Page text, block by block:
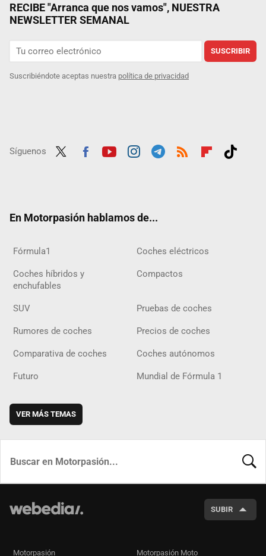
RECIBE "Arranca que nos vamos", NUESTRA
NEWSLETTER SEMANAL
SUSCRIBIR
Suscribiéndote aceptas nuestra política de privacidad
Síguenos
En Motorpasión hablamos de...
Fórmula1 Coches eléctricos
Coches híbridos y
enchufables
Compactos
SUV Pruebas de coches
Rumores de coches Precios de coches
Comparativa de coches Coches autónomos
Futuro Mundial de Fórmula 1
VER MÁS TEMAS
SUBIR
Motorpasión Motorpasión Moto